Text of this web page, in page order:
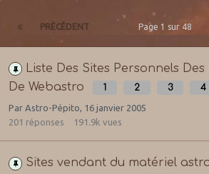
PRÉCÉDENT Page 1 sur 48
Liste Des Sites Personnels
De Webastro
1 2 3 4
Par Astro-Pépito 16 janvier 2005
201 réponses 191.9k vues
Sites vendant du matériel